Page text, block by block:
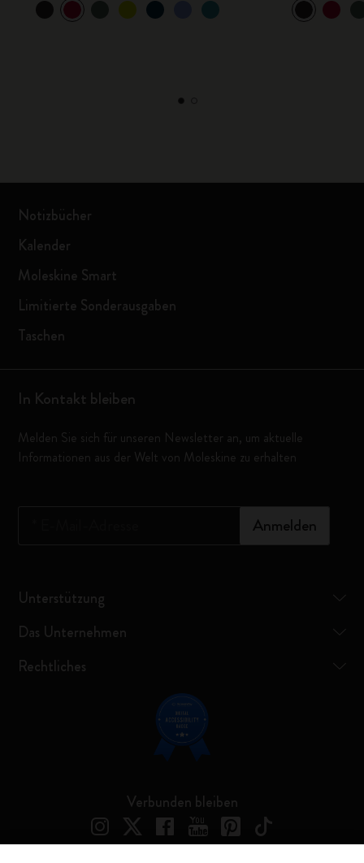
Notizbücher
Kalender
Moleskine Smart
Limitierte Sonderausgaben
Taschen
In Kontakt bleiben
Melden Sie sich für unseren Newsletter an, um aktuelle
Informationen aus der Welt von Moleskine zu erhalten
Anmelden
Unterstützung
Das Unternehmen
Rechtliches
Verbunden bleiben